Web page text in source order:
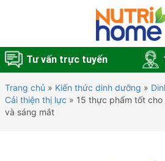
Tư vấn trực tuyến
Trang chủ » Kiến thức dinh dưỡng »
Cải thiện thị lực » 15 thực phẩm tốt
và sáng mắt